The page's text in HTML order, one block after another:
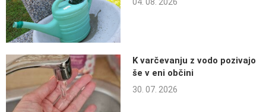
K varčevanju z vodo pozivajo
še v eni občini
30. 07. 2026